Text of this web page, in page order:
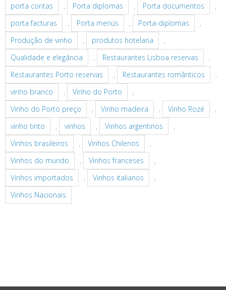
porta contas
, Porta diplomas , Porta documentos
,
porta facturas
, Porta menús , Porta-diplomas
,
Produção de vinho
, produtos hotelaria
,
Qualidade e elegância
, Restaurantes Lisboa reservas
,
Restaurantes Porto reservas
, Restaurantes românticos
,
vinho branco
, Vinho do Porto
,
Vinho do Porto preço
, Vinho madeira , Vinho Rozé
,
vinho tinto
, vinhos , Vinhos argentinos
,
Vinhos brasileiros
, Vinhos Chilenos
,
Vinhos do mundo
, Vinhos franceses
,
Vinhos importados
, Vinhos italianos
,
Vinhos Nacionais